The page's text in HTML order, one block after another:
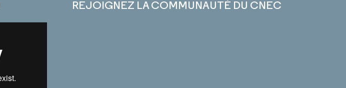
REJOIGNEZ LA COMMUNAUTÉ DU CNEC